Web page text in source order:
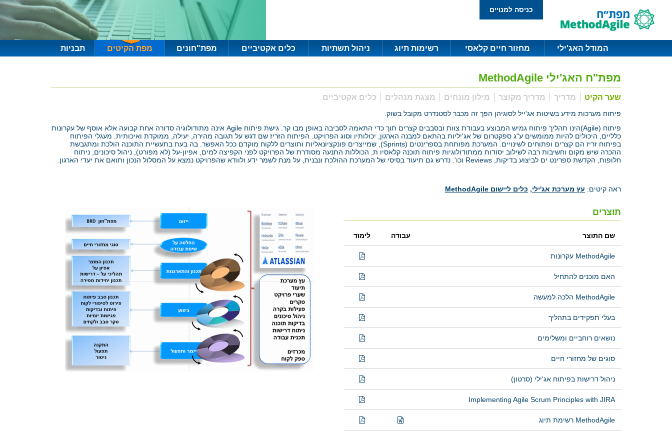
כניסה למנויים
המודל האג'ילי מחזור חיים קלאסי רשימות תיוג ניהול תשתיות כלים אקטיביים מפת"חונים מפת הקיטים תבניות
מפת''ח האג'ילי MethodAgile
שער הקיט מדריך מדריך מקוצר מילון מונחים מצגת מנהלים כלים אקטיביים
פיתוח מערכות מידע בשיטות אג'ייל לסוגיהן הפך זה מכבר לסטנדרט מקובל בשוק.
פיתוח (Agile)הינו תהליך פיתוח גמיש המבוצע בעבודת צוות ובסבבים קצרים תוך כדי התאמה לסביבה באופן מבו קר. גישת פיתוח Agile אינה מתודולוגיה סדורה אחת קבועה אלא אוסף של עקרונות
כלליים, היכולים להיות ממומשים ע"ג ספקטרום של אג'יליות בהתאם למבנה הארגון, יכולותיו וסוג הפרויקט. הפיתוח הזריז שם דגש על תגובה מהירה, יעילה, ממוקדת ואיכותית. מעגלי הפיתוח
בפיתוח זריז הם קצרים ופתוחים לשינויים. המערכת מפותחת בספרינטים (Sprints), שמייצרים פונקציונאליות ותוצרים ללקוח מוקדם ככל האפשר. בה בעת בתעשיית התוכנה הולכת ומתגבשת
ההכרה שיש מקום וחשיבות רבה לשילוב יסודות ממתודולוגיות פיתוח תוכנה קלאסיו ת, הכוללות התנעה מסודרת של הפרויקט לפני הקפיצה למים, אפיון-על (לא מפורט), ניהול סיכונים, ניתוח
חלופות, הקדשת ספרינט ים לביצוע בדיקות, Reviews וכו'. נדרש גם תיעוד בסיסי של המערכת ההולכת ונבנית, על מנת לשמר ידע ולוודא שהפרויקט נמצא על המסלול הנכון ותואם את יעדי הארגון.
ראה קיטים: עץ מערכת אג'ילי, כלים ליישום MethodAgile
תוצרים
שם התוצר עבודה לימוד
MethodAgile עקרונות
האם מוכנים להתחיל
MethodAgile הלכה למעשה
בעלי תפקידים בתהליך
נושאים רוחביים ומשלימים
סוגים של מחזורי חיים
ניהול דרישות בפיתוח אג'ילי (סרטון)
Implementing Agile Scrum Principles with JIRA
MethodAgile רשימת תיוג